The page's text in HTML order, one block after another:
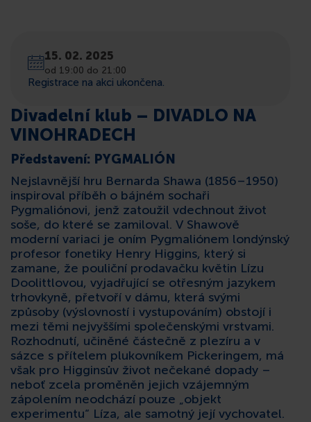
CEREBRUM V MÉDIÍCH
KONTAKT
15. 02. 2025
od 19:00 do 21:00
Registrace na akci ukončena.
Divadelní klub – DIVADLO NA
VINOHRADECH
Představení: PYGMALIÓN
Nejslavnější hru Bernarda Shawa (1856–1950)
inspiroval příběh o bájném sochaři
Pygmaliónovi, jenž zatoužil vdechnout život
soše, do které se zamiloval. V Shawově
moderní variaci je oním Pygmaliónem londýnský
profesor fonetiky Henry Higgins, který si
zamane, že pouliční prodavačku květin Lízu
Doolittlovou, vyjadřující se otřesným jazykem
trhovkyně, přetvoří v dámu, která svými
způsoby (výslovností i vystupováním) obstojí i
mezi těmi nejvyššími společenskými vrstvami.
Rozhodnutí, učiněné částečně z plezíru a v
sázce s přítelem plukovníkem Pickeringem, má
však pro Higginsův život nečekané dopady –
neboť zcela proměněn jejich vzájemným
zápolením neodchází pouze „objekt
experimentu“ Líza, ale samotný její vychovatel.